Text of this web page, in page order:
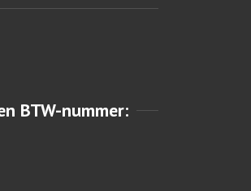
BTW-nummer: